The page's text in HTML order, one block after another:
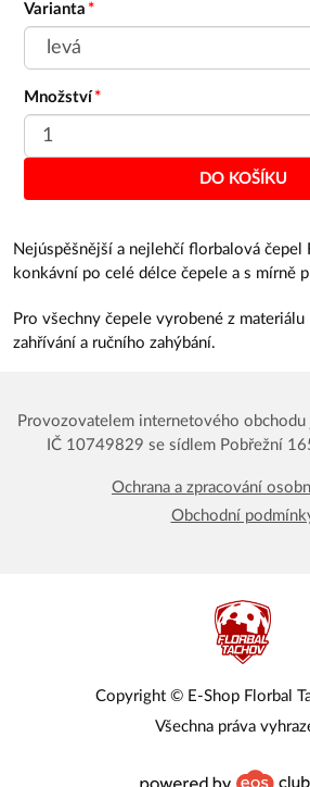
Varianta
Množství
DO KOŠÍKU
Nejúspěšnější a nejlehčí florbalová čepel
konkávní po celé délce čepele a s mírně
Pro všechny čepele vyrobené z materiálu
zahřívání a ručního zahýbání.
Provozovatelem internetového obchodu
IČ 10749829 se sídlem Pobřežní
Ochrana a zpracování
Obchodní
Copyright © E-Shop Florbal
Všechna práva